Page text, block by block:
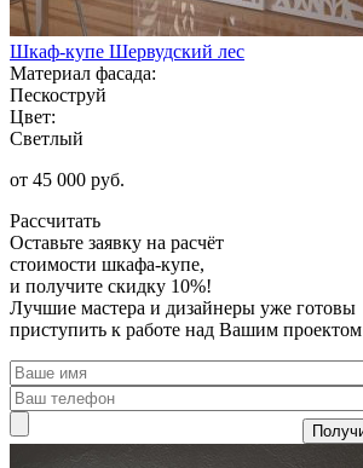
Шкаф-купе Шервудский лес
Материал фасада:
Пескоструй
Цвет:
Светлый
от 45 000 руб.
Рассчитать
Оставьте заявку на расчёт
стоимости шкафа-купе,
и получите скидку 10%!
Лучшие мастера и дизайнеры уже готовы
приступить к работе над Вашим проектом